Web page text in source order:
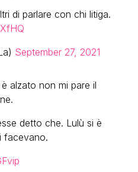
di parlare con chi litiga.
September 27, 2021
alzato non mi pare il
detto che. Lulù si è
facevano.